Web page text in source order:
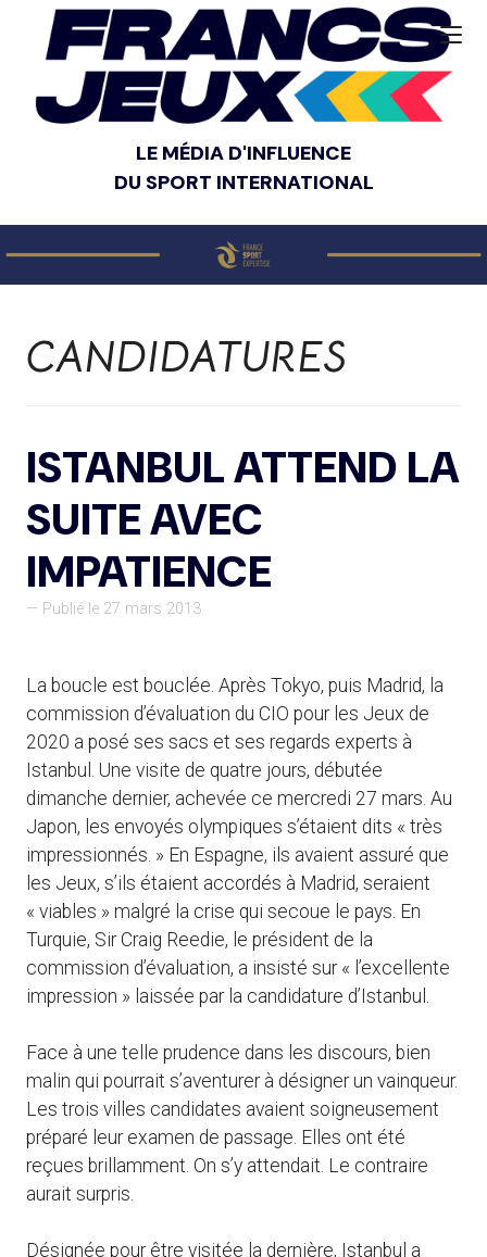
LE MÉDIA D'INFLUENCE
DU SPORT INTERNATIONAL
CANDIDATURES
ISTANBUL ATTEND LA
SUITE AVEC
IMPATIENCE
— Publié le 27 mars 2013
La boucle est bouclée. Après Tokyo, puis Madrid, la
commission d’évaluation du CIO pour les Jeux de
2020 a posé ses sacs et ses regards experts à
Istanbul. Une visite de quatre jours, débutée
dimanche dernier, achevée ce mercredi 27 mars. Au
Japon, les envoyés olympiques s’étaient dits « très
impressionnés. » En Espagne, ils avaient assuré que
les Jeux, s’ils étaient accordés à Madrid, seraient
« viables » malgré la crise qui secoue le pays. En
Turquie, Sir Craig Reedie, le président de la
commission d’évaluation, a insisté sur « l’excellente
impression » laissée par la candidature d’Istanbul.
Face à une telle prudence dans les discours, bien
malin qui pourrait s’aventurer à désigner un vainqueur.
Les trois villes candidates avaient soigneusement
préparé leur examen de passage. Elles ont été
reçues brillamment. On s’y attendait. Le contraire
aurait surpris.
Désignée pour être visitée la dernière, Istanbul a